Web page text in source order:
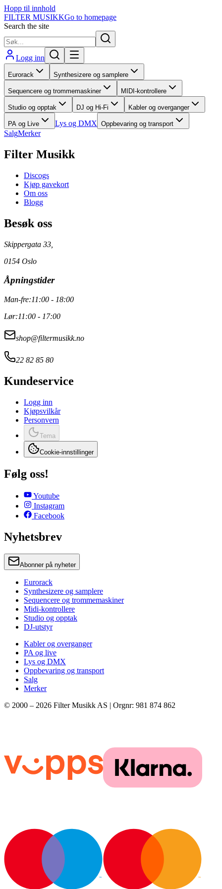
Hopp til innhold
FILTER MUSIKKGo to homepage
Search the site
Logg inn
Eurorack Synthesizere og samplere
Sequencere og trommemaskiner MIDI-kontrollere
Studio og opptak DJ og Hi-Fi Kabler og overganger
PA og Live Lys og DMX Oppbevaring og transport
SalgMerker
Filter Musikk
Discogs
Kjøp gavekort
Om oss
Blogg
Besøk oss
Skippergata 33,
0154 Oslo
Åpningstider
Man-fre:11:00 - 18:00
Lør:11:00 - 17:00
shop@filtermusikk.no
22 82 85 80
Kundeservice
Logg inn
Kjøpsvilkår
Personvern
Tema
Cookie-innstillinger
Følg oss!
Youtube
Instagram
Facebook
Nyhetsbrev
Abonner på nyheter
Eurorack
Synthesizere og samplere
Sequencere og trommemaskiner
Midi-kontrollere
Studio og opptak
DJ-utstyr
Kabler og overganger
PA og live
Lys og DMX
Oppbevaring og transport
Salg
Merker
© 2000 – 2026 Filter Musikk AS | Orgnr: 981 874 862